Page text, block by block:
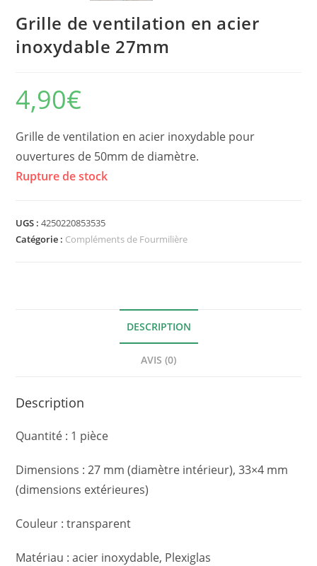
Grille de ventilation en acier
inoxydable 27mm
4,90€
Grille de ventilation en acier inoxydable pour
ouvertures de 50mm de diamètre.
Rupture de stock
UGS :4250220853535
Catégorie : Compléments de Fourmilière
DESCRIPTION
AVIS (0)
Description
Quantité : 1 pièce
Dimensions : 27 mm (diamètre intérieur), 33×4 mm
(dimensions extérieures)
Couleur : transparent
Matériau : acier inoxydable, Plexiglas